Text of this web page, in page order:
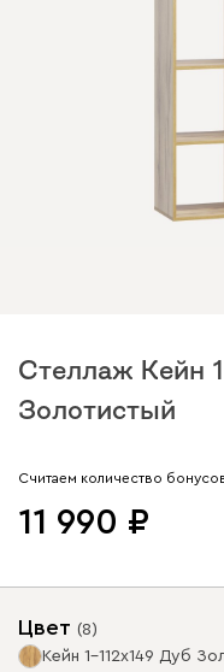
Стеллаж Кейн
Золотистый
Считаем количество
11 990
Цвет (8)
Кейн 1-112x149 Дуб